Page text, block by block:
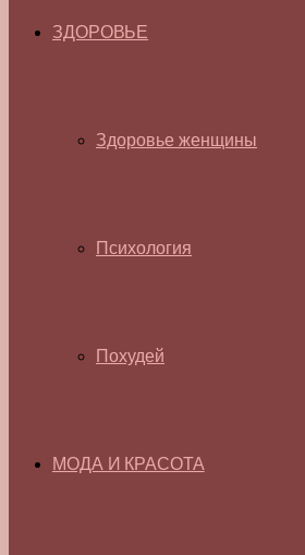
ЗДОРОВЬЕ
Здоровье женщины
Психология
Похудей
МОДА И КРАСОТА